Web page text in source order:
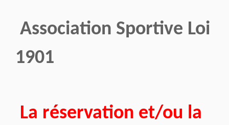
Association Sportive Loi
1901
La réservation et/ou la